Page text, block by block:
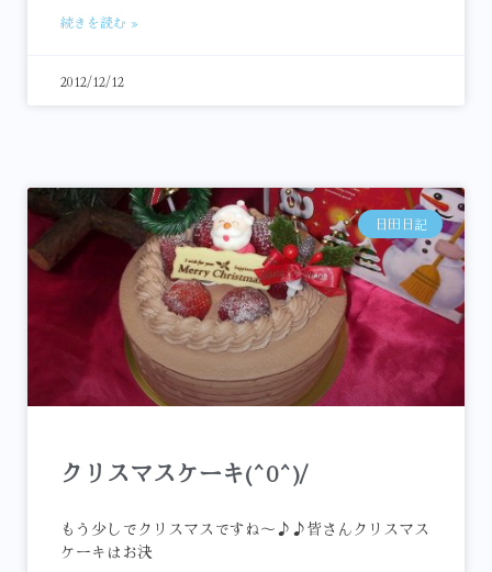
続きを読む »
2012/12/12
日田日記
クリスマスケーキ(^0^)/
もう少しでクリスマスですね～♪♪皆さんクリスマス
ケーキはお決